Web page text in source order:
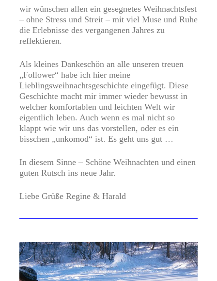
wir wünschen allen ein gesegnetes Weihnachtsfest
– ohne Stress und Streit – mit viel Muse und Ruhe
die Erlebnisse des vergangenen Jahres zu
reflektieren.
Als kleines Dankeschön an alle unseren treuen
„Follower“ habe ich hier meine
Lieblingsweihnachtsgeschichte eingefügt. Diese
Geschichte macht mir immer wieder bewusst in
welcher komfortablen und leichten Welt wir
eigentlich leben. Auch wenn es mal nicht so
klappt wie wir uns das vorstellen, oder es ein
bisschen „unkomod“ ist. Es geht uns gut …
In diesem Sinne – Schöne Weihnachten und einen
guten Rutsch ins neue Jahr.
Liebe Grüße Regine & Harald